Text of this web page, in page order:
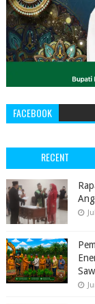
FACEBOOK
RECENT